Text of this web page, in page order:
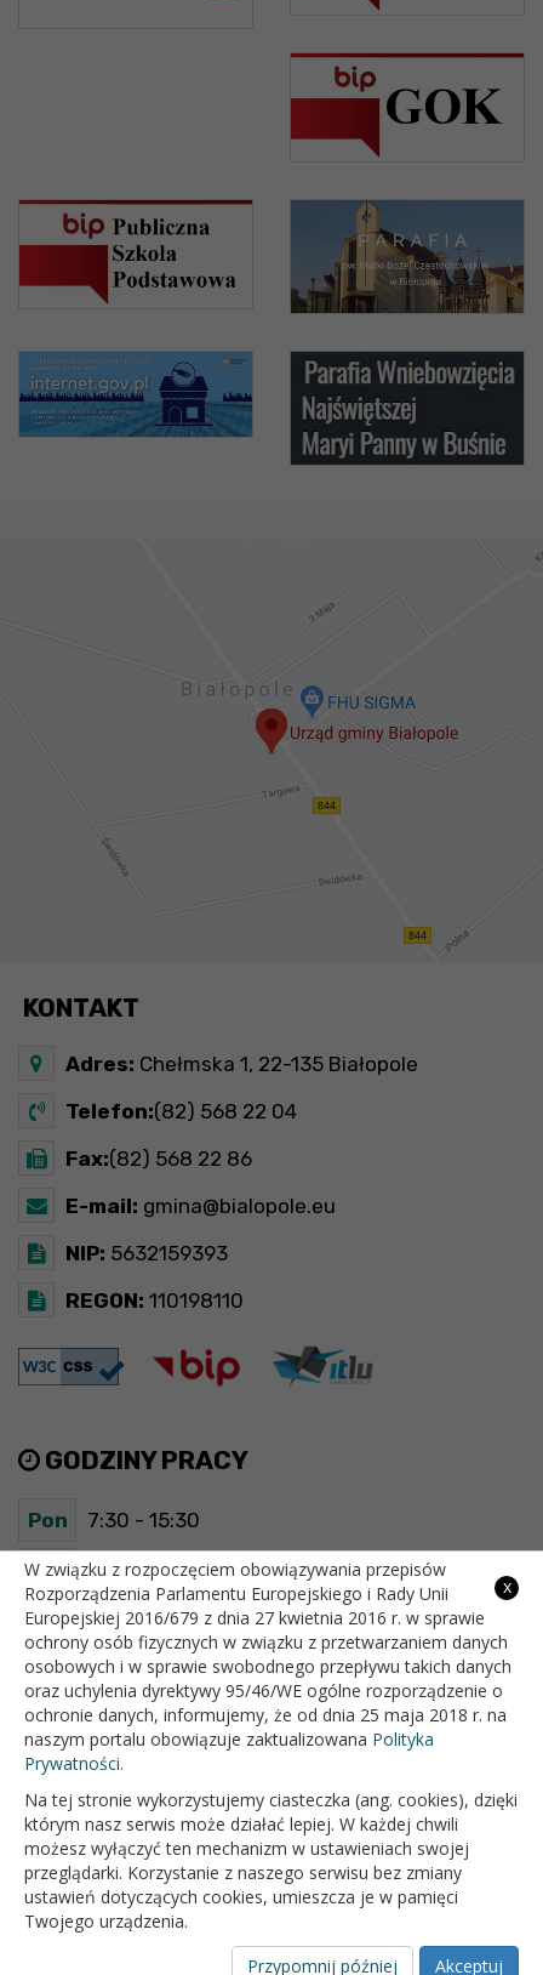
KONTAKT
Adres: Chełmska 1, 22-135 Białopole
Telefon:(82) 568 22 04
Fax:(82) 568 22 86
E-mail: gmina@bialopole.eu
NIP: 5632159393
REGON: 110198110
GODZINY PRACY
Pon 7:30 - 15:30
Wt 7:30 - 15:30
Śr 7:30 - 15:30
Czw 7:30 - 15:30
Pt 7:30 - 15:30
OFICJALNY SERWIS INTERNETOWY GMINY BIAŁOPOLE
x
W związku z rozpoczęciem obowiązywania przepisów
Rozporządzenia Parlamentu Europejskiego i Rady Unii
Europejskiej 2016/679 z dnia 27 kwietnia 2016 r. w sprawie
ochrony osób fizycznych w związku z przetwarzaniem danych
osobowych i w sprawie swobodnego przepływu takich danych
oraz uchylenia dyrektywy 95/46/WE ogólne rozporządzenie o
ochronie danych, informujemy, że od dnia 25 maja 2018 r. na
naszym portalu obowiązuje zaktualizowana Polityka
Prywatności.
Na tej stronie wykorzystujemy ciasteczka (ang. cookies), dzięki
którym nasz serwis może działać lepiej. W każdej chwili
możesz wyłączyć ten mechanizm w ustawieniach swojej
przeglądarki. Korzystanie z naszego serwisu bez zmiany
ustawień dotyczących cookies, umieszcza je w pamięci
Twojego urządzenia.
Akceptuj
Przypomnij później